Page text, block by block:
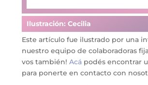
Ilustración: Cecilia
Este artículo fue ilustrado por una
nuestro equipo de colaboradoras
vos también! Acá podés encontrar
para ponerte en contacto con